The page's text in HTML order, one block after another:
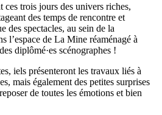
ces trois jours des univers riches,
des temps de rencontre et
des spectacles, au sein de la
l’espace de La Mine réaménagé à
diplômé·es scénographes !
iels présenteront les travaux liés à
mais également des petites surprises
de toutes les émotions et bien